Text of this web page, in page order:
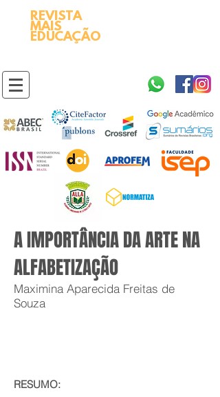
REVISTA
MAIS
EDUCAÇÃO
A IMPORTÂNCIA DA ARTE NA
ALFABETIZAÇÃO
Maximina Aparecida Freitas de
Souza
RESUMO: